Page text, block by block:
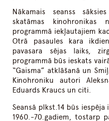
Nākamais seanss
skatāmas kinohronikas
programmā iekļautajiem
Otrā pasaules kara
pavasara sējas laiks,
programmā būs ieskats
“Gaisma” atklāšanā un
Kinohroniku autori
Eduards Kraucs un citi.
Seansā plkst.14 būs
1960.-70.gadiem, tostarp